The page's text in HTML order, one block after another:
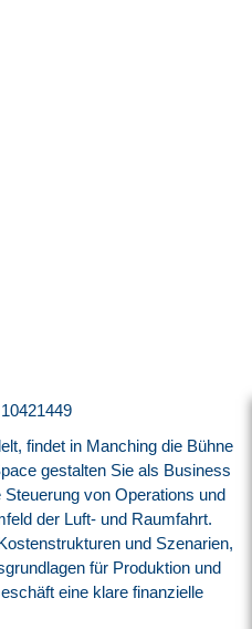
findet in Manching die Bühne
gestalten Sie als Business
von Operations und
der Luft- und Raumfahrt.
und Szenarien,
für Produktion und
eine klare finanzielle